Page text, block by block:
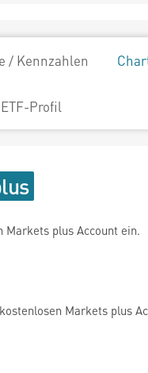
/ Kennzahlen
ETF-Profil
Markets plus Account ein.
Markets plus